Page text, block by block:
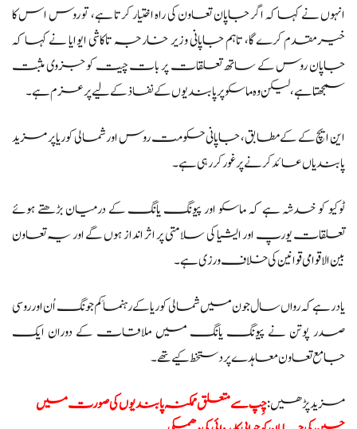
انہوں نے کہا کہ اگر جاپان تعاون کی راہ اختیار کرتا ہے، تو روس اس کا
خیرمقدم کرے گا، تاہم جاپانی وزیر خارجہ تاکاشی ایوایا نے کہا کہ
جاپان روس کے ساتھ تعلقات پر بات چیت کو جزوی مثبت
سمجھتا ہے، لیکن وہ ماسکو پر پابندیوں کے نفاذ کے لیے پرعزم ہے۔
این ایچ کے کے مطابق، جاپانی حکومت روس اور شمالی کوریا پر مزید
پابندیاں عائد کرنے پر غور کر رہی ہے۔
ٹوکیو کو خدشہ ہے کہ ماسکو اور پیونگ یانگ کے درمیان بڑھتے ہوئے
تعلقات یورپ اور ایشیا کی سلامتی پر اثر انداز ہوں گے اور یہ تعاون
بین الاقوامی قوانین کی خلاف ورزی ہے۔
یاد رہے کہ رواں سال جون میں شمالی کوریا کے رہنما کِم جونگ اُن اور روسی
صدر پوتن نے پیونگ یانگ میں ملاقات کے دوران ایک
جامع تعاون معاہدے پر دستخط کیے تھے۔
مزید پڑھیں:چِپ سے متعلق ممکنہ پابندیوں کی صورت میں